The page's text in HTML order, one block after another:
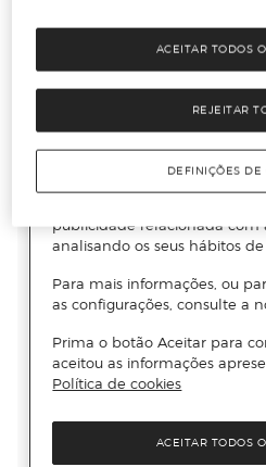
REJEITAR
ACEITAR TODOS
DEFINIÇÕES DE